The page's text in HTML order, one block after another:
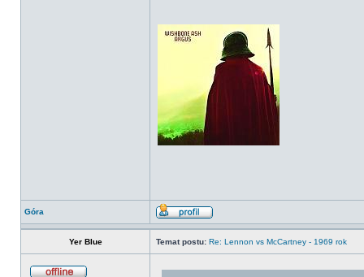
Góra
Yer Blue Temat postu: Re: Lennon vs McCartney - 1969 rok